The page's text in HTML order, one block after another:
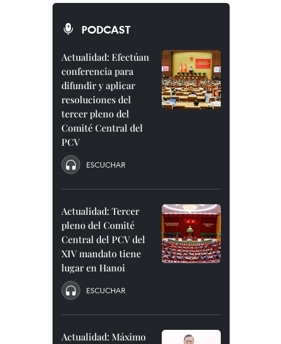
PODCAST
Actualidad: Efectúan
conferencia para
difundir y aplicar
resoluciones del
tercer pleno del
Comité Central del
PCV
ESCUCHAR
Actualidad: Tercer
pleno del Comité
Central del PCV del
XIV mandato tiene
lugar en Hanoi
ESCUCHAR
Actualidad: Máximo